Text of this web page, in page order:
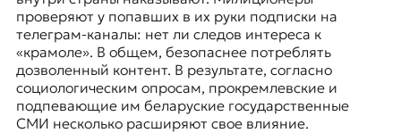
проверяют у попавших в их руки подписки на
телеграм-каналы: нет ли следов интереса к
«крамоле». В общем, безопаснее потреблять
дозволенный контент. В результате, согласно
социологическим опросам, прокремлевские и
подпевающие им беларуские государственные
СМИ несколько расширяют свое влияние.